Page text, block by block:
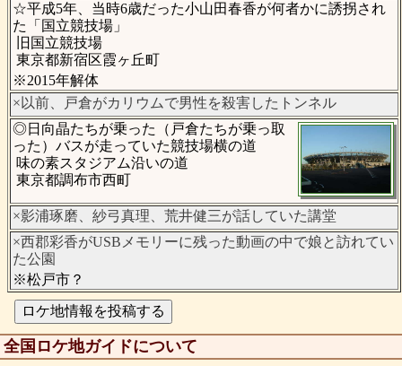
☆平成5年、当時6歳だった小山田春香が何者かに誘拐され
た「国立競技場」
旧国立競技場
東京都新宿区霞ヶ丘町
※2015年解体
×以前、戸倉がカリウムで男性を殺害したトンネル
◎日向晶たちが乗った（戸倉たちが乗っ取
った）バスが走っていた競技場横の道
味の素スタジアム沿いの道
東京都調布市西町
×影浦琢磨、紗弓真理、荒井健三が話していた講堂
×西郡彩香がUSBメモリーに残った動画の中で娘と訪れてい
た公園
※松戸市？
全国ロケ地ガイドについて